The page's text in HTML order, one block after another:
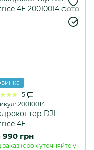
5
20010014
DJI
4E
990 грн
(срок уточняйте у